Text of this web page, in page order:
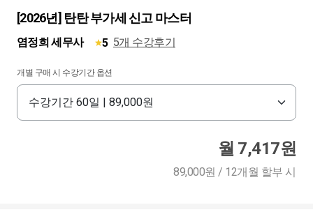
[2026년] 탄탄 부가세 신고 마스터
염정희 세무사 5 5개 수강후기
개별 구매 시 수강기간 옵션
월 7,417원
89,000원 / 12개월 할부 시